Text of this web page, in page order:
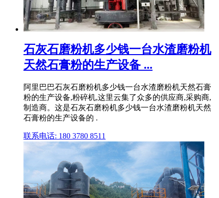
石灰石磨粉机多少钱一台水渣磨粉机
天然石膏粉的生产设备 ...
阿里巴巴石灰石磨粉机多少钱一台水渣磨粉机天然石膏
粉的生产设备,粉碎机,这里云集了众多的供应商,采购商,
制造商。这是石灰石磨粉机多少钱一台水渣磨粉机天然
石膏粉的生产设备的 .
联系电话: 180 3780 8511